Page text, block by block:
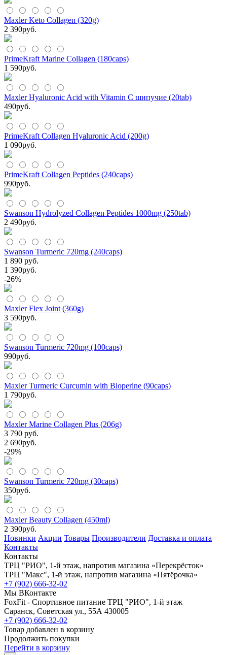
Maxler Keto Collagen (320g)
2 390руб.
PrimeKraft Marine Collagen (180caps)
1 590руб.
Maxler Hyaluronic Acid with Vitamin C шипучие (20tab)
490руб.
PrimeKraft Collagen Hyaluronic Acid (200g)
1 090руб.
PrimeKraft Collagen Peptides (240caps)
990руб.
Swanson Hydrolyzed Collagen Peptides 1000mg (250tab)
2 490руб.
Swanson Turmeric 720mg (240caps)
1 890 руб.
1 390руб.
-26%
Maxler Flex Joint (360g)
3 590руб.
Swanson Turmeric 720mg (100caps)
990руб.
Maxler Turmeric Curcumin with Bioperine (90caps)
1 790руб.
Maxler Marine Collagen Plus (206g)
3 790 руб.
2 690руб.
-29%
Swanson Turmeric 720mg (30caps)
350руб.
Maxler Beauty Collagen (450ml)
2 390руб.
Новинки Акции Товары Производители Доставка и оплата
Контакты
Контакты
ТРЦ "РИО", 1-й этаж, напротив магазина «Перекрёсток»
ТРЦ "Макс", 1-й этаж, напротив магазина «Пятёрочка»
+7 (902) 666-32-02
Мы ВКонтакте
FoxFit - Спортивное питание ТРЦ "РИО", 1-й этаж
Саранск, Советская ул., 55А 430005
+7 (902) 666-32-02
Товар добавлен в корзину
Продолжить покупки
Перейти в корзину